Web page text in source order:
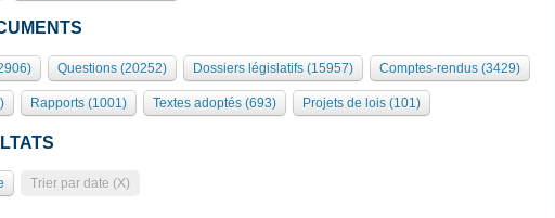
Questions (20252) Dossiers législatifs (15957) Comptes-rendus (3429)
Rapports (1001) Textes adoptés (693) Projets de lois (101)
Trier par date (X)